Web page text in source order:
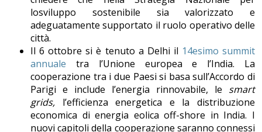
losviluppo sostenibile sia valorizzato e
adeguatamente supportato il ruolo operativo delle
città.
Il 6 ottobre si è tenuto a Delhi il 14esimo summit
annuale tra l’Unione europea e l’India. La
cooperazione tra i due Paesi si basa sull’Accordo di
Parigi e include l’energia rinnovabile, le smart
grids, l’efficienza energetica e la distribuzione
economica di energia eolica off-shore in India. I
nuovi capitoli della cooperazione saranno connessi